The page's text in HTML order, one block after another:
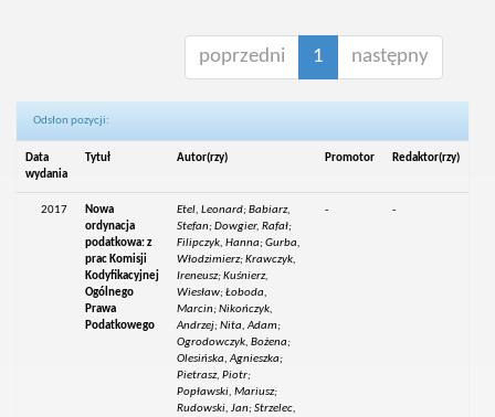
poprzedni 1 następny
Odsłon pozycji:
Data
wydania
Tytuł Autor(rzy) Promotor Redaktor(rzy)
2017
Nowa
ordynacja
podatkowa: z
prac Komisji
Kodyfikacyjnej
Ogólnego
Prawa
Podatkowego
Etel, Leonard; Babiarz,
Stefan; Dowgier, Rafał;
Filipczyk, Hanna; Gurba,
Włodzimierz; Krawczyk,
Ireneusz; Kuśnierz,
Wiesław; Łoboda,
Marcin; Nikończyk,
Andrzej; Nita, Adam;
Ogrodowczyk, Bożena;
Olesińska, Agnieszka;
Pietrasz, Piotr;
Popławski, Mariusz;
Rudowski, Jan; Strzelec,
- -